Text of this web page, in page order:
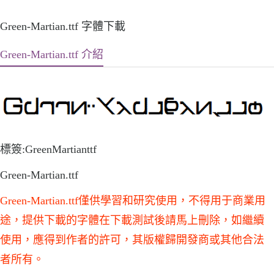
Green-Martian.ttf 字體下載
Green-Martian.ttf 介紹
標簽:GreenMartianttf
Green-Martian.ttf
Green-Martian.ttf僅供學習和研究使用，不得用于商業用
途，提供下載的字體在下載測試後請馬上刪除，如繼續
使用，應得到作者的許可，其版權歸開發商或其他合法
者所有。